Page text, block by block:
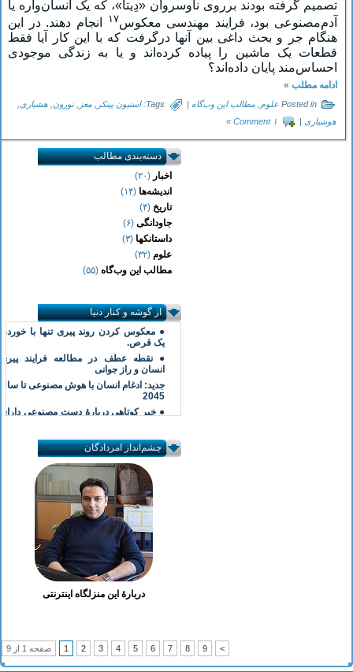
تصمیم گرفته بودند برروی ناوسروان «دِیتا»، که یک انسان‌واره یا
آدم‌مصنوعی بود، فرایند مهندسی معکوس۱۷
انجام دهند. در این
هنگام جر و بحث داغی بین آنها درگرفت که با این کار آیا فقط
قطعات یک ماشین را پیاده کرده‌اند و یا به زندگی موجودی
احساس‌مند پایان داده‌اند؟
ادامه مطلب »
علوم مطالب این وب‌گاه استیون پینکر مغز ,نورون هشیاری
هوشیاری
۱ Comment »
دسته‌بندی مطالب
اخبار (۲۰)
اندیشه‌ها (۱۴)
تاریخ (۴)
جاودانگی (۶)
داستانکها (۳)
علوم (۳۲)
مطالب این وب‌گاه (۵۵)
از گوشه و کنار دنیا
● خبر کوتاهی دربارۀ دست مصنوعی دارای
قابلیت اتصال به مغز
● خوب خوابیدن به مغز کمک می‌کند
● دریافت ویدیوی مردی که دست آهنی را
تنها با نیروی فکر حرکت می‌دهد.
● معکوس کردن روند پیری تنها با خوردن
یک قرص.
● نقطه عطف در مطالعه فرایند پیری
انسان و راز جوانی
جدید: ادغام انسان با هوش مصنوعی تا سال
2045
● خبر کوتاهی دربارۀ دست مصنوعی دارای
خاطرات بد را دور نگه دارد …
● دریافت ویدیوی مردی که دست آهنی را
تنها با نیروی فکر حرکت می‌دهد.
● معکوس کردن روند پیری تنها با خوردن
یک قرص.
● نقطه عطف در مطالعه فرایند پیری
انسان و راز جوانی
جدید: ادغام انسان با هوش مصنوعی تا سال
2045
چشم‌انداز امردادگان
دربارهٔ این منزلگاه اینترنتی
صفحه 1 از 9 1 2 3 4 5 6 7 8 9 >